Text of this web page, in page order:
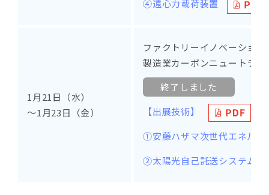
④遠心力載荷装置
1月21日（水）
～1月23日（金）
ファクトリーイノベーショ
製造業カーボンニュートラ
終了しました
【出展技術】
①安藤ハザマ次世代エネルギ
②太陽光自己託送システム